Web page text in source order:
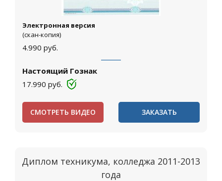
Электронная версия
(скан-копия)
4.990 руб.
Настоящий Гознак
17.990 руб.
СМОТРЕТЬ ВИДЕО ЗАКАЗАТЬ
Диплом техникума, колледжа 2011-2013
года